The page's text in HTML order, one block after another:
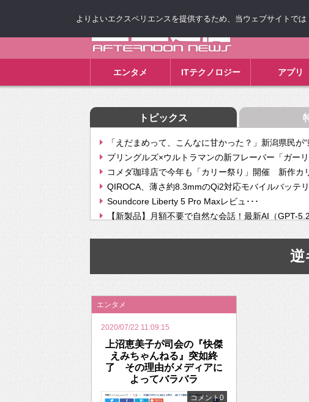
エンタメ ITテクノロジー アプリ
トピックス
「えだまめって、こんなに甘かった？」新潟県民が
プリングルズ×ウルトラマンの新フレーバー「ガー
コメダ珈琲店で今年も「カリー祭り」開催 新作カ
QIROCA、薄さ約8.3mmのQi2対応モバイルバッテ
Soundcore Liberty 5 Pro Maxレビュ･･･
【新製品】月額不要で自然な会話！最新AI（GPT-
【次世代の没入感と生産性】VITURE Luma Ultra･･･
挫折率8割の壁をAIで突破。ジャストシステム、”自
2026年のバレンタインは「自分で作って、想いを渡
逆
エンタメ
2020/07/22 11:09:15
上沼恵美子が司会の『快傑
えみちゃんねる』突如終
了 その理由がメディアに
よってバラバラ
コメント0
よりよいエクスペリエンスを提供するため、当ウェブサイトで